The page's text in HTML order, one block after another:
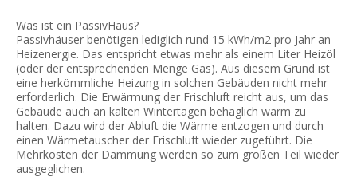
Was ist ein PassivHaus?
Passivhäuser benötigen lediglich rund 15 kWh/m2 pro Jahr an
Heizenergie. Das entspricht etwas mehr als einem Liter Heizöl
(oder der entsprechenden Menge Gas). Aus diesem Grund ist
eine herkömmliche Heizung in solchen Gebäuden nicht mehr
erforderlich. Die Erwärmung der Frischluft reicht aus, um das
Gebäude auch an kalten Wintertagen behaglich warm zu
halten. Dazu wird der Abluft die Wärme entzogen und durch
einen Wärmetauscher der Frischluft wieder zugeführt. Die
Mehrkosten der Dämmung werden so zum großen Teil wieder
ausgeglichen.